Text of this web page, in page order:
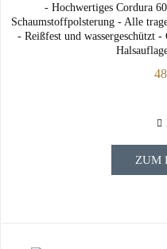
- Hochwertiges Cordura
Schaumstoffpolsterung - Alle
- Reißfest und wassergeschützt
ZUM